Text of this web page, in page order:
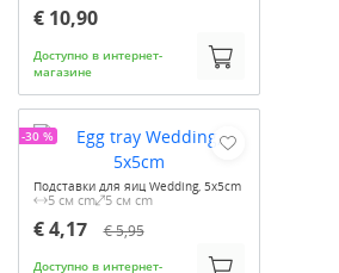
€ 10,90
Доступно в интернет-
магазине
Подставки для яиц Wedding, 5x5cm
5 см cm 5 см cm
€ 4,17 € 5,95
Доступно в интернет-
-30 %